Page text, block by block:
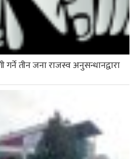
तीन जना राजस्व अनुसन्धानद्वारा